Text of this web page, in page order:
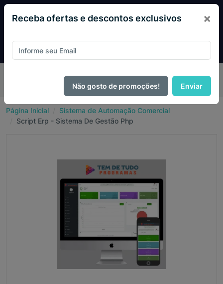
PIX e ganhe 14% OFF em todo o site no mês
de Agosto.
Página Inicial
Sistema de Automação Comercial
Script Erp - Sistema De Gestão Php
Receba ofertas e descontos exclusivos ×
Não gosto de promoções! Enviar